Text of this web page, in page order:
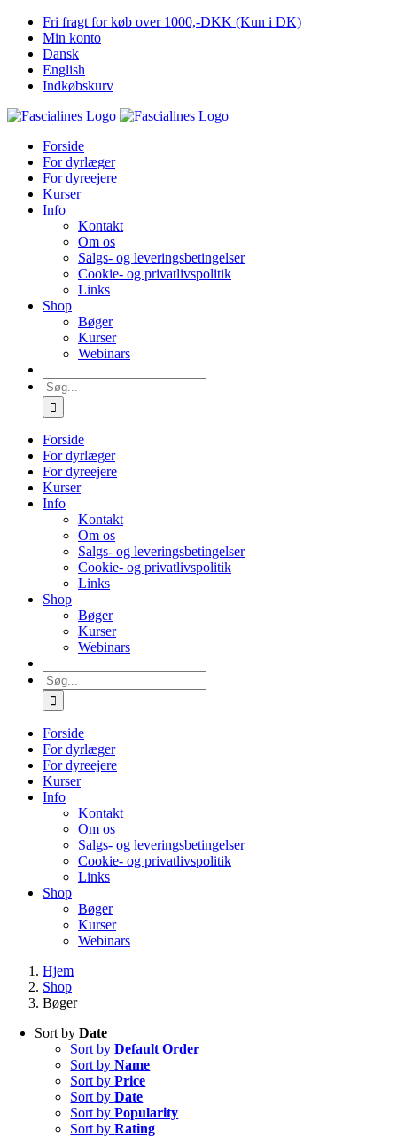
Skip
content
Fri fragt for køb over 1000,-DKK (Kun i DK)
Min konto
Dansk
English
Indkøbskurv
Forside
For dyrlæger
For dyreejere
Kurser
Info
Kontakt
Om os
Salgs- og leveringsbetingelser
Cookie- og privatlivspolitik
Links
Shop
Bøger
Kurser
Webinars
Søg
efter:
Forside
For dyrlæger
For dyreejere
Kurser
Info
Kontakt
Om os
Salgs- og leveringsbetingelser
Cookie- og privatlivspolitik
Links
Shop
Bøger
Kurser
Webinars
Søg
efter:
Forside
For dyrlæger
For dyreejere
Kurser
Info
Kontakt
Om os
Salgs- og leveringsbetingelser
Cookie- og privatlivspolitik
Links
Shop
Bøger
Kurser
Webinars
Hjem
Shop
Bøger
Sort byDate
Sort byDefault Order
Sort byName
Sort byPrice
Sort byDate
Sort byPopularity
Sort byRating